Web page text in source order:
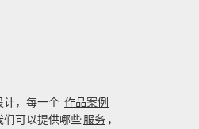
计，每一个 作品案例
们可以提供哪些服务 ，